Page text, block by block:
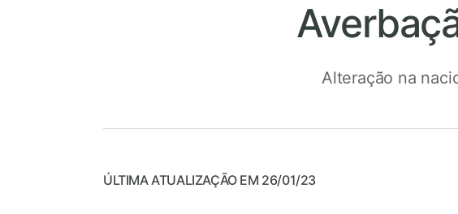
Alteração na
ÚLTIMA ATUALIZAÇÃO EM 26/01/23